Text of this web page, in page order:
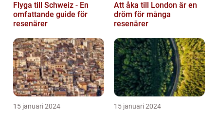
Flyga till Schweiz - En
omfattande guide för
resenärer
Att åka till London är en
dröm för många
resenärer
15 januari 2024 15 januari 2024